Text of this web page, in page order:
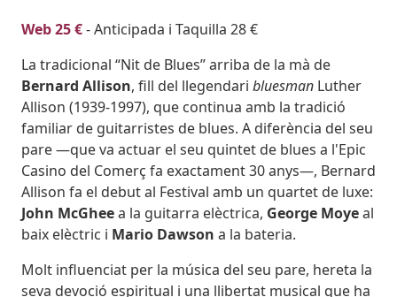
Web 25 €- Anticipada i Taquilla 28 €
La tradicional “Nit de Blues” arriba de la mà de
Bernard Allison, fill del llegendari bluesman Luther
Allison (1939-1997), que continua amb la tradició
familiar de guitarristes de blues. A diferència del seu
pare —que va actuar el seu quintet de blues a l'Epic
Casino del Comerç fa exactament 30 anys—, Bernard
Allison fa el debut al Festival amb un quartet de luxe:
John McGheea la guitarra elèctrica, George Moyeal
baix elèctric i Mario Dawson a la bateria.
Molt influenciat per la música del seu pare, hereta la
seva devoció espiritual i una llibertat musical que ha